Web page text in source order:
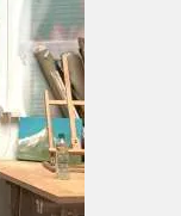
durch
von dieser
Objekte und
mit Modellen,